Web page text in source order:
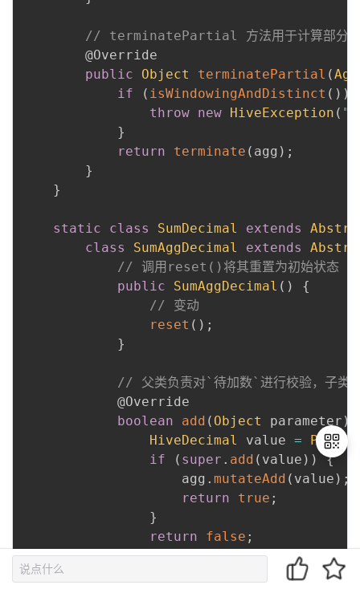
// terminatePartial 方法用于计算部分聚合
@Override
public
Object terminatePartial (
if
( isWindowingAndDistinct ( ) )
throw new HiveException (
}
return
terminate ( agg ) ;
}
}
static class SumDecimal extends
class
SumAggDecimal extends
// 调用reset()将其重置为初始状态
public
SumAggDecimal ( )
{
// 变动
reset ( ) ;
}
// 父类负责对`待加数`进行校验，子类
@Override
boolean
add ( Object parameter )
HiveDecimal
value =
if
( super . add ( value ) )
{
                    agg
. mutateAdd ( value ) ;
return
true ;
}
return
false ;
}